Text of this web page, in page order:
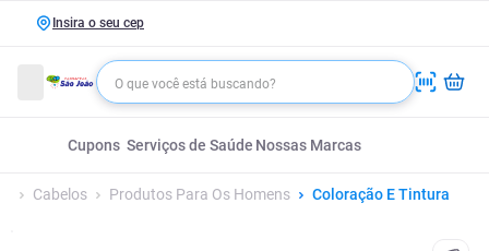
Insira o seu cep
Cupons Serviços de Saúde Nossas Marcas
Cabelos Produtos Para Os Homens Coloração E Tintura